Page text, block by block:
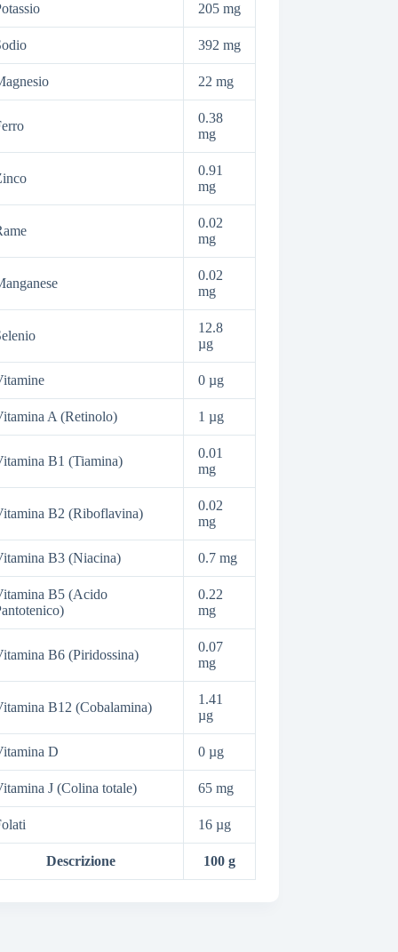
205 mg
392 mg
22 mg
0.38
mg
0.91
mg
0.02
mg
0.02
mg
12.8
µg
0 µg
A (Retinolo) 1 µg
B1 (Tiamina)
0.01
mg
B2 (Riboflavina)
0.02
mg
B3 (Niacina) 0.7 mg
B5 (Acido
0.22
mg
B6 (Piridossina)
0.07
mg
B12 (Cobalamina)
1.41
µg
D 0 µg
J (Colina totale) 65 mg
16 µg
Descrizione 100 g